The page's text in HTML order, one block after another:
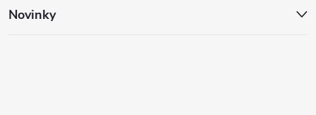
Novinky